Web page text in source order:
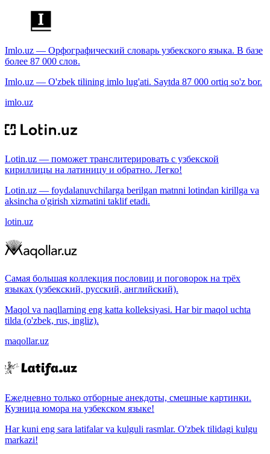
Imlo.uz — Орфографический словарь узбекского языка. В базе
более 87 000 слов.
Imlo.uz — O'zbek tilining imlo lug'ati. Saytda 87 000 ortiq so'z bor.
imlo.uz
Lotin.uz — поможет транслитерировать с узбекской
кириллицы на латиницу и обратно. Легко!
Lotin.uz — foydalanuvchilarga berilgan matnni lotindan kirillga va
aksincha o'girish xizmatini taklif etadi.
lotin.uz
Самая большая коллекция пословиц и поговорок на трёх
языках (узбекский, русский, английский).
Maqol va naqllarning eng katta kolleksiyasi. Har bir maqol uchta
tilda (o'zbek, rus, ingliz).
maqollar.uz
Ежедневно только отборные анекдоты, смешные картинки.
Кузница юмора на узбекском языке!
Har kuni eng sara latifalar va kulguli rasmlar. O'zbek tilidagi kulgu
markazi!